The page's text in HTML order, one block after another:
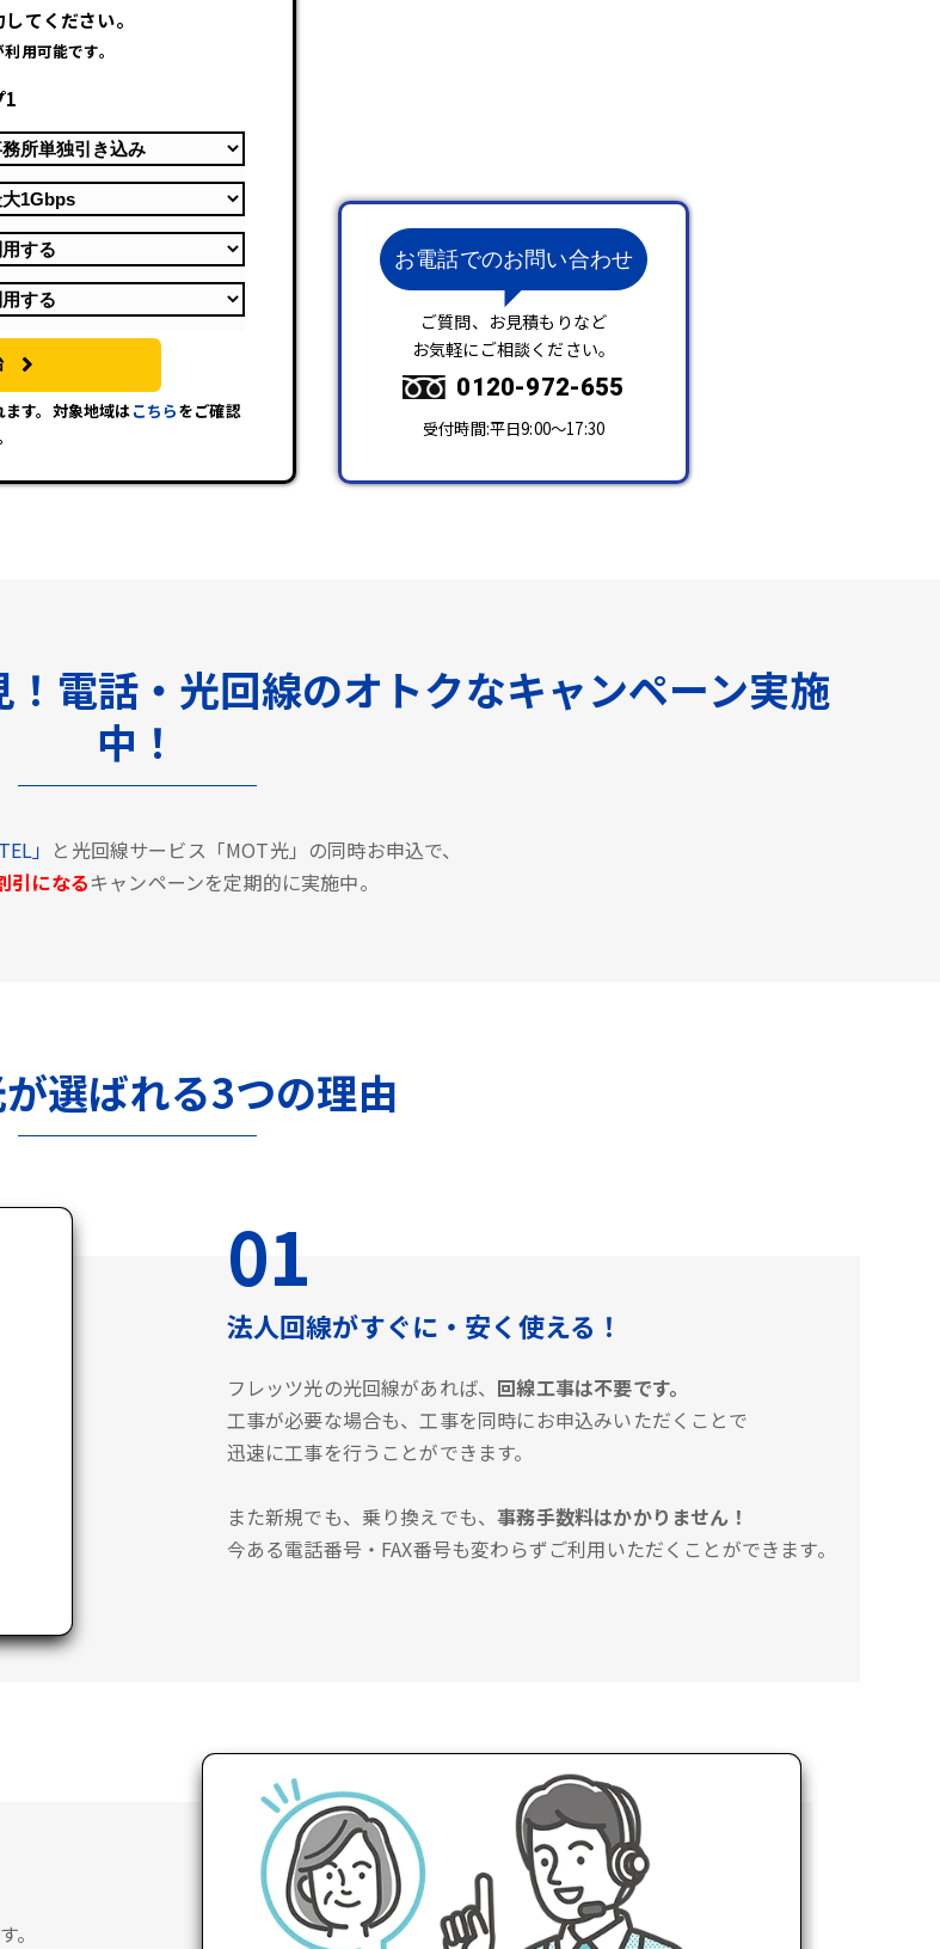
てください。
用可能です。
す。対象地域はこちらをご確認
お電話でのお問い合わせ
ご質問、お見積もりなど
お気軽にご相談ください。
0120-972-655
受付時間:平日9:00～17:30
電話・光回線のオトクなキャンペーン実施
中！
」 と光回線サービス「MOT光」の同時お申込で、
引になるキャンペーンを定期的に実施中。
選ばれる3つの理由
01
法人回線がすぐに・安く使える！
フレッツ光の光回線があれば、 回線工事は不要です。
工事が必要な場合も、工事を同時にお申込みいただくことで
迅速に工事を行うことができます。
また新規でも、乗り換えでも、事務手数料はかかりません！
今ある電話番号・FAX番号も変わらずご利用いただくことができます。
。